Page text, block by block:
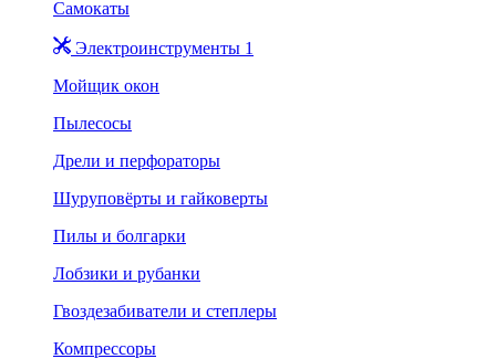
Самокаты
Электроинструменты 1
Мойщик окон
Пылесосы
Дрели и перфораторы
Шуруповёрты и гайковерты
Пилы и болгарки
Лобзики и рубанки
Гвоздезабиватели и степлеры
Компрессоры